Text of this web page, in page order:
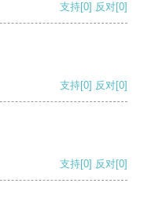
支持[0] 反对[0]
支持[0] 反对[0]
支持[0] 反对[0]